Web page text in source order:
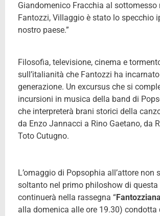
Giandomenico Fracchia al sottomesso
Fantozzi, Villaggio è stato lo specchio
nostro paese.”
Filosofia, televisione, cinema e
sull’italianità che Fantozzi ha incarnato
generazione. Un excursus che si
incursioni in musica della band di
che interpreterà brani storici della
da Enzo Jannacci a Rino Gaetano, da
Toto Cutugno.
L’omaggio di Popsophia all’attore non
soltanto nel primo philoshow di questa
continuerà nella rassegna “Fantozziana
alla domenica alle ore 19.30)